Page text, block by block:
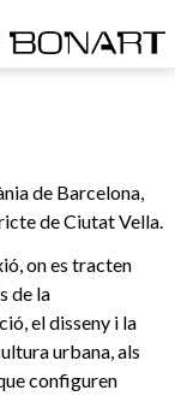
de Barcelona,
de Ciutat Vella.
on es tracten
de la
el disseny i la
urbana, als
configuren